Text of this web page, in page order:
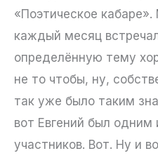
«Поэтическое
каждый месяц
определённую тему
не то чтобы, ну,
так уже было таким
вот Евгений был одним
участников. Вот. Ну и